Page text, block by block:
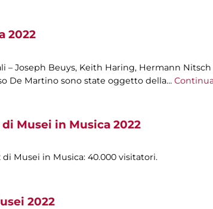
2022
Joseph Beuys, Keith Haring, Hermann
De Martino sono state oggetto della…
Musei in Musica 2022
Musei in Musica: 40.000 visitatori.
2022